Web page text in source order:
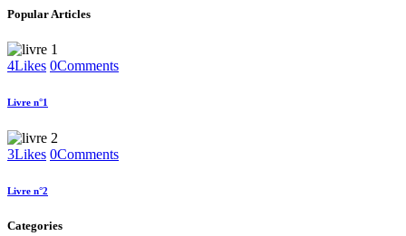
Popular Articles
4Likes 0Comments
Livre n°1
3Likes 0Comments
Livre n°2
Categories